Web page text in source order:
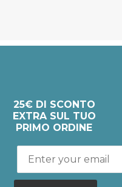
25€ DI SCONTO
EXTRA SUL TUO
PRIMO ORDINE